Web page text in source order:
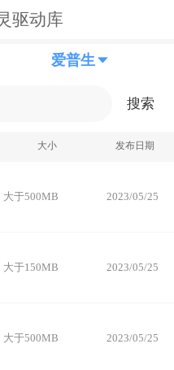
驱动库
爱普生
搜索
大小 发布日期
大于500MB 2023/05/25
大于150MB 2023/05/25
大于500MB 2023/05/25